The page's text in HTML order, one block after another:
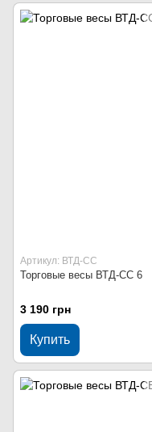
Артикул: ВТД-СС
Торговые весы ВТД-СС 6
3 190 грн
Купить